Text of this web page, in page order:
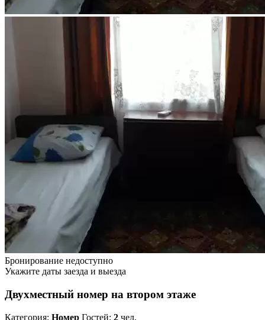
Бронирование недоступно
Укажите даты заезда и выезда
Двухместный номер на втором этаже
Категория: Номер Гостей: 2 чел.